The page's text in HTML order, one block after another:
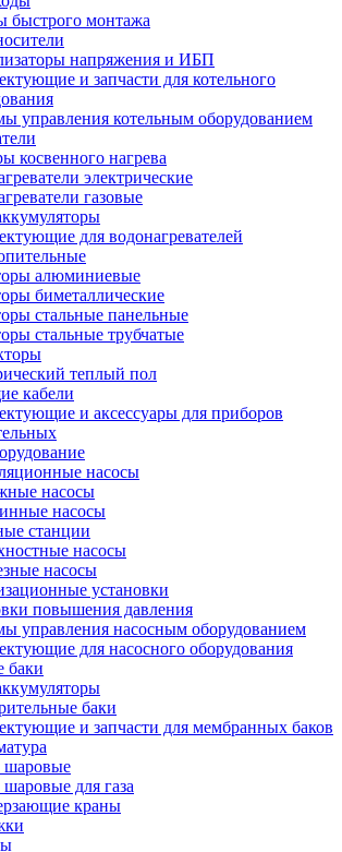
быстрого монтажа
напряжения и ИБП
и запчасти для котельного
управления котельным оборудованием
косвенного нагрева
электрические
газовые
для водонагревателей
алюминиевые
биметаллические
стальные панельные
стальные трубчатые
теплый пол
кабели
и аксессуары для приборов
насосы
насосы
насосы
станции
насосы
насосы
установки
повышения давления
управления насосным оборудованием
для насосного оборудования
баки
баки
и запчасти для мембранных баков
для газа
краны